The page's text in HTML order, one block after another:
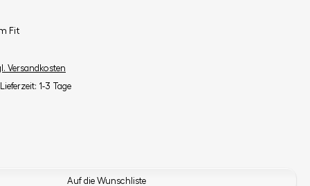
Fit
Versandkosten
1-3 Tage
Auf die Wunschliste